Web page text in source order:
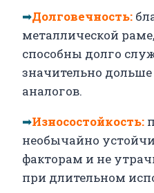
➡Долговечность:
металлической
способны долго
значительно
аналогов.
➡Износостойкость:
необычайно
факторам и не
при длительном